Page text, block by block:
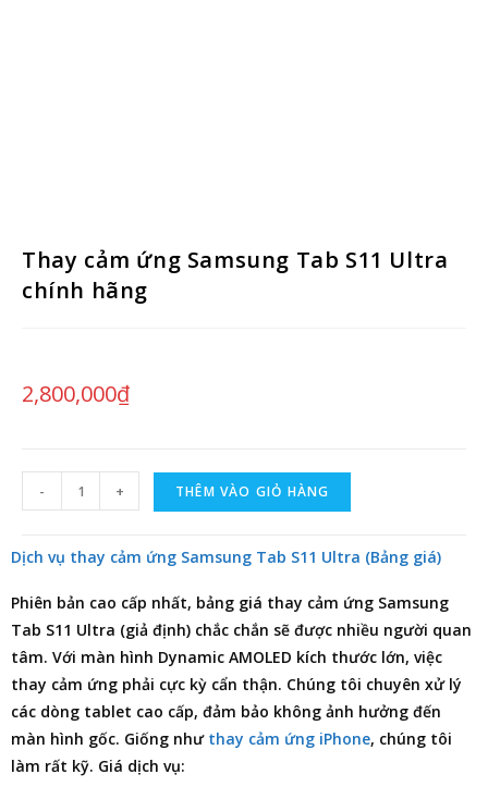
Thay cảm ứng Samsung Tab S11 Ultra
chính hãng
2,800,000₫
- + THÊM VÀO GIỎ HÀNG
Dịch vụ thay cảm ứng Samsung Tab S11 Ultra (Bảng giá)
Phiên bản cao cấp nhất, bảng giá thay cảm ứng Samsung
Tab S11 Ultra (giả định) chắc chắn sẽ được nhiều người quan
tâm. Với màn hình Dynamic AMOLED kích thước lớn, việc
thay cảm ứng phải cực kỳ cẩn thận. Chúng tôi chuyên xử lý
các dòng tablet cao cấp, đảm bảo không ảnh hưởng đến
màn hình gốc. Giống như thay cảm ứng iPhone, chúng tôi
làm rất kỹ. Giá dịch vụ: